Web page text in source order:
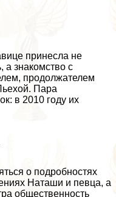
принесла не
а знакомство с
продолжателем
Пара
в 2010 году их
о подробностях
Наташи и певца, а
общественность